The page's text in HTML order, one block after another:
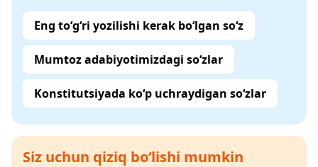
Eng to‘g‘ri yozilishi kerak bo‘lgan so‘z
Mumtoz adabiyotimizdagi so‘zlar
Konstitutsiyada ko‘p uchraydigan so‘zlar
Siz uchun qiziq bo‘lishi mumkin